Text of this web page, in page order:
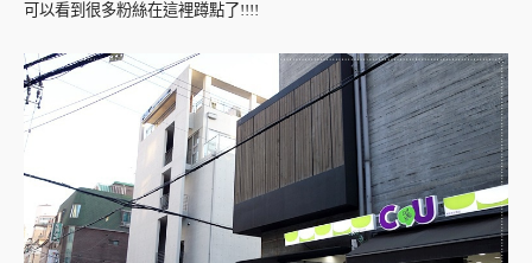
可以看到很多粉絲在這裡蹲點了!!!!